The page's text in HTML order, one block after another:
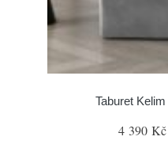
Taburet
4 390 Kč